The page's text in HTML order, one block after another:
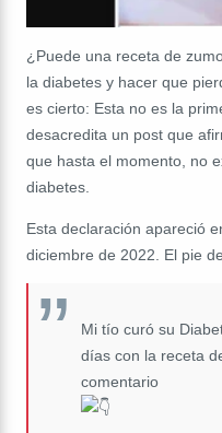
¿Puede una receta de
la diabetes y hacer que
es cierto: Esta no es la
desacredita un post que
que hasta el momento, no
diabetes.
Esta declaración apareció
diciembre de 2022. El pie
Mi tío curó su
días con la receta
comentario